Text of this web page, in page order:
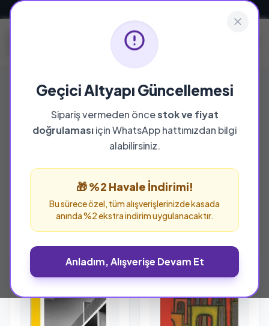
Geçici Altyapı Güncellemesi
Sipariş vermeden öncestok ve fiyat
doğrulamasıiçin WhatsApp hattımızdan bilgi
alabilirsiniz.
🎁 %2 Havale İndirimi!
Bu sürece özel, tüm alışverişlerinizde kasada
anında %2 ekstra indirim uygulanacaktır.
Anladım, Alışverişe Devam Et
YAYINEVI
Ütopya Yayınevi
Ütopya Yayınevi yayınevine ait tüm eserleri bu
sayfada inceleyebilir ve güvenle sipariş